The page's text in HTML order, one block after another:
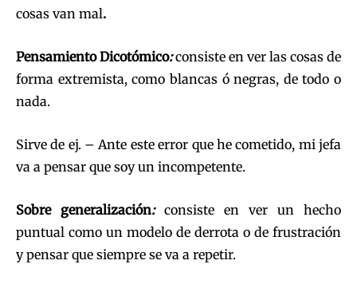
cosas van mal.
Pensamiento Dicotómico:consiste en ver las cosas de
forma extremista, como blancas ó negras, de todo o
nada.
Sirve de ej. – Ante este error que he cometido, mi jefa
va a pensar que soy un incompetente.
Sobre generalización:consiste en ver un hecho
puntual como un modelo de derrota o de frustración
y pensar que siempre se va a repetir.